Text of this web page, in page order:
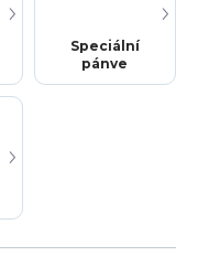
Speciální
pánve